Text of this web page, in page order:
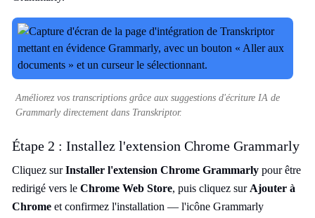
Améliorez vos transcriptions grâce aux suggestions d'écriture IA de
Grammarly directement dans Transkriptor.
Étape 2 : Installez l'extension Chrome Grammarly
Cliquez surInstaller l'extension Chrome Grammarly pour être
redirigé vers le Chrome Web Store, puis cliquez sur Ajouter à
Chrome et confirmez l'installation — l'icône Grammarly